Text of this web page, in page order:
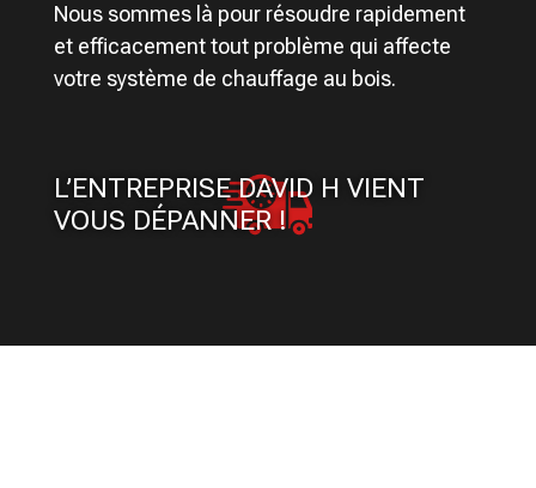
Nous sommes là pour résoudre rapidement
et efficacement tout problème qui affecte
votre système de chauffage au bois.
L’ENTREPRISE DAVID H VIENT
VOUS DÉPANNER !